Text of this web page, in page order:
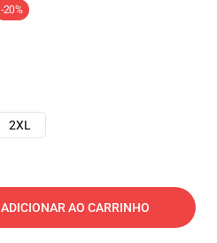
-20%
2XL
ADICIONAR AO CARRINHO